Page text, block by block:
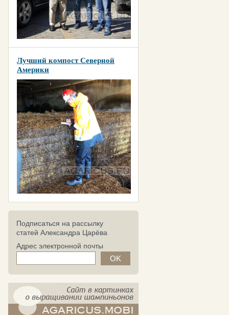
Лучший компост Северной
Америки
Подписаться на рассылку
статей Александра Царёва
Адрес электронной почты